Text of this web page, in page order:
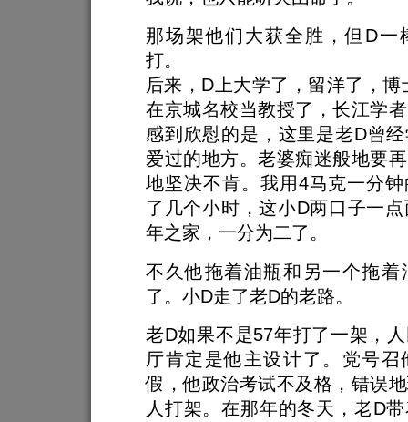
那场架他们大获全胜，但D一
打。
后来，D上大学了，留洋了，
在京城名校当教授了，长江学
感到欣慰的是，这里是老D曾
爱过的地方。老婆痴迷般地要
地坚决不肯。我用4马克一分
了几个小时，这小D两口子一
年之家，一分为二了。
不久他拖着油瓶和另一个拖着
了。小D走了老D的老路。
老D如果不是57年打了一架，
厅肯定是他主设计了。党号召
假，他政治考试不及格，错误
人打架。在那年的冬天，老D